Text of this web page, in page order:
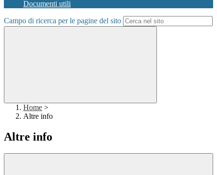
Documenti utili
Campo di ricerca per le pagine del sito
Home >
Altre info
Altre info